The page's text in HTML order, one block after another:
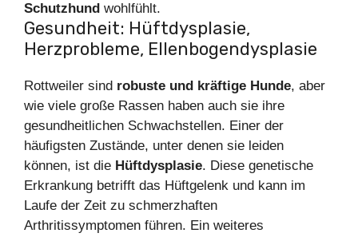
Schutzhund wohlfühlt.
Gesundheit: Hüftdysplasie,
Herzprobleme, Ellenbogendysplasie
Rottweiler sind robuste und kräftige Hunde, aber
wie viele große Rassen haben auch sie ihre
gesundheitlichen Schwachstellen. Einer der
häufigsten Zustände, unter denen sie leiden
können, ist die Hüftdysplasie. Diese genetische
Erkrankung betrifft das Hüftgelenk und kann im
Laufe der Zeit zu schmerzhaften
Arthritissymptomen führen. Ein weiteres